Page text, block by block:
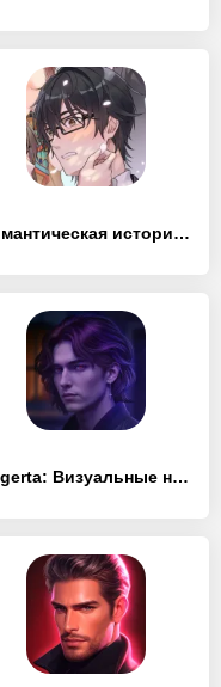
Романтическая история любви
Lagerta: Визуальные новеллы